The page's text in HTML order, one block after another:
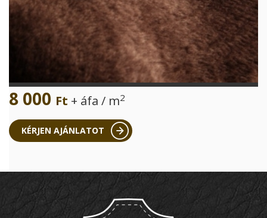
8 000 Ft + áfa / m2
KÉRJEN AJÁNLATOT